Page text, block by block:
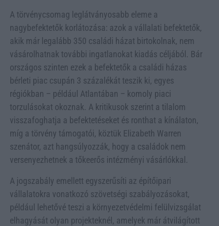
A törvénycsomag leglátványosabb eleme a
nagybefektetők korlátozása: azok a vállalati befektetők,
akik már legalább 350 családi házat birtokolnak, nem
vásárolhatnak további ingatlanokat kiadás céljából. Bár
országos szinten ezek a befektetők a családi házas
bérleti piac csupán 3 százalékát teszik ki, egyes
régiókban – például Atlantában – komoly piaci
torzulásokat okoznak. A kritikusok szerint a tilalom
visszafoghatja a befektetéseket és ronthat a kínálaton,
míg a törvény támogatói, köztük Elizabeth Warren
szenátor, azt hangsúlyozzák, hogy a családok nem
versenyezhetnek a tőkeerős intézményi vásárlókkal.
A jogszabály emellett egyszerűsíti az építőipari
vállalatokra vonatkozó szövetségi szabályozásokat,
például lehetővé teszi a környezetvédelmi felülvizsgálat
elhagyását olyan projekteknél, amelyek már átvilágított